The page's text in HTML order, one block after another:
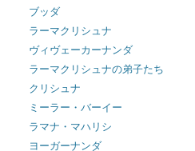
ブッダ
ラーマクリシュナ
ヴィヴェーカーナンダ
ラーマクリシュナの弟子たち
クリシュナ
ミーラー・バーイー
ラマナ・マハリシ
ヨーガーナンダ